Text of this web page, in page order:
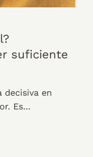
suficiente
decisiva en
Es
la piel se…